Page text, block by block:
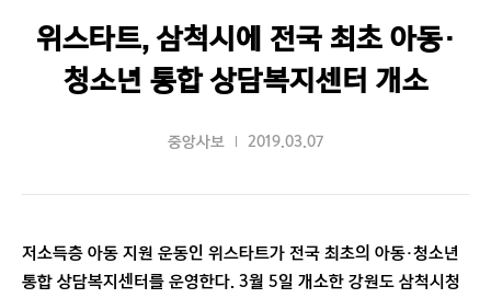
위스타트, 삼척시에 전국 최초 아동·
청소년 통합 상담복지센터 개소
중앙사보 2019.03.07
저소득층 아동 지원 운동인 위스타트가 전국 최초의 아동·청소년
통합 상담복지센터를 운영한다. 3월 5일 개소한 강원도 삼척시청